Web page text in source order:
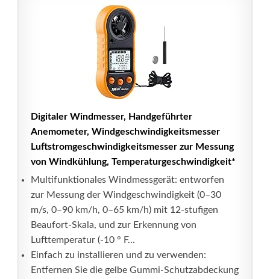
Digitaler Windmesser, Handgeführter
Anemometer, Windgeschwindigkeitsmesser
Luftstromgeschwindigkeitsmesser zur Messung
von Windkühlung, Temperaturgeschwindigkeit*
Multifunktionales Windmessgerät: entworfen
zur Messung der Windgeschwindigkeit (0–30
m/s, 0–90 km/h, 0–65 km/h) mit 12-stufigen
Beaufort-Skala, und zur Erkennung von
Lufttemperatur (-10 ° F...
Einfach zu installieren und zu verwenden:
Entfernen Sie die gelbe Gummi-Schutzabdeckung